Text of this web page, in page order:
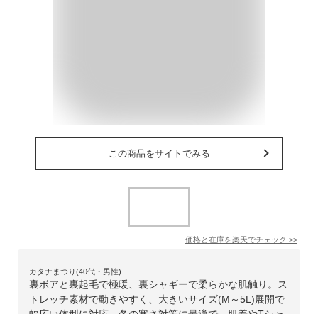
この商品をサイトでみる
価格と在庫を楽天でチェック >>
カタナまつり(40代・男性)
裏ボアと裏起毛で極暖、裏シャギーで柔らかな肌触り。ス
トレッチ素材で動きやすく、大きいサイズ(M～5L)展開で